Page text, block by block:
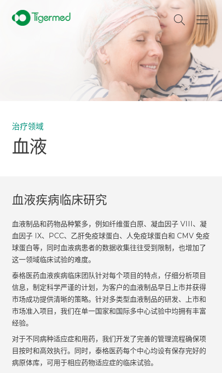
治疗领域
血液
血液疾病临床研究
血液制品和药物品种繁多，例如纤维蛋白原、凝血因子 VIII、凝
血因子 IX、PCC、乙肝免疫球蛋白、人免疫球蛋白和 CMV 免疫
球蛋白等，同时血液病患者的数据收集往往受到限制，也增加了
这一领域临床试验的难度。
泰格医药血液疾病临床团队针对每个项目的特点，仔细分析项目
信息，制定科学严谨的计划，为客户的血液制品早日上市并获得
市场成功提供清晰的策略。针对多类型血液制品的研发、上市和
市场准入项目，我们在单一国家和国际多中心试验中均拥有丰富
经验。
对于不同病种适应症和用药，我们开发了完善的管理流程确保项
目按时和高效执行。同时，泰格医药每个中心均设有保存完好的
病原体库，可用于相应药物适应症的临床试验。